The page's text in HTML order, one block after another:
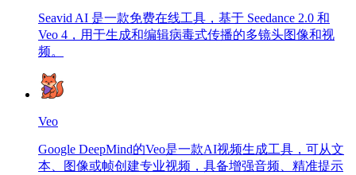
Seavid AI 是一款免费在线工具，基于 Seedance 2.0 和
Veo 4，用于生成和编辑病毒式传播的多镜头图像和视
频。
Veo
Google DeepMind的Veo是一款AI视频生成工具，可从文
本、图像或帧创建专业视频，具备增强音频、精准提示